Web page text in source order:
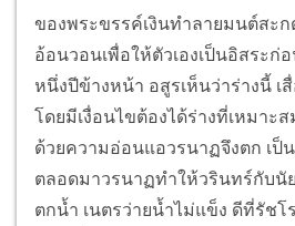
ของพระขรรค์เงินทำลายมนต์สะก
อ้อนวอนเพื่อให้ตัวเองเป็นอิสระก่
หนึ่งปีข้างหน้า อสูรเห็นว่าร่างนี้ เ
โดยมีเงื่อนไขต้องได้ร่างที่เหมาะ
ด้วยความอ่อนแอวรนาฏจึงตก เป็
ตลอดมาวรนาฏทำให้วรินทร์กับนั
ตกน้ำ เนตรว่ายน้ำไม่แข็ง ดีที่รัชโ